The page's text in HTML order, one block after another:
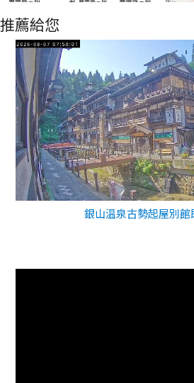
推薦給您
銀山温泉古勢起屋別館